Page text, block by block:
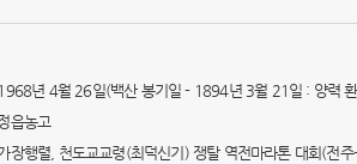
년 4월 26일(백산 봉기일 - 1894년 3월 21일 : 양력
읍농고
장행렬, 천도교교령(최덕신기) 쟁탈 역전마라톤 대회(전